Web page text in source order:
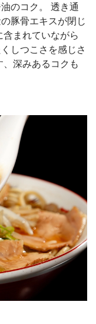
のコク。 透き通
豚骨エキスが閉じ
まれていながら
しつこさを感じさ
深みあるコクも